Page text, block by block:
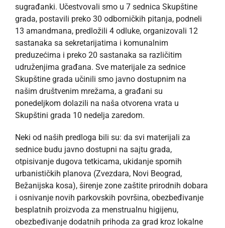
sugrađanki. Učestvovali smo u 7 sednica Skupštine
grada, postavili preko 30 odborničkih pitanja, podneli
13 amandmana, predložili 4 odluke, organizovali 12
sastanaka sa sekretarijatima i komunalnim
preduzećima i preko 20 sastanaka sa različitim
udruženjima građana. Sve materijale za sednice
Skupštine grada učinili smo javno dostupnim na
našim društvenim mrežama, a građani su
ponedeljkom dolazili na naša otvorena vrata u
Skupštini grada 10 nedelja zaredom.
Neki od naših predloga bili su: da svi materijali za
sednice budu javno dostupni na sajtu grada,
otpisivanje dugova tetkicama, ukidanje spornih
urbanističkih planova (Zvezdara, Novi Beograd,
Bežanijska kosa), širenje zone zaštite prirodnih dobara
i osnivanje novih parkovskih površina, obezbeđivanje
besplatnih proizvoda za menstrualnu higijenu,
obezbeđivanje dodatnih prihoda za grad kroz lokalne